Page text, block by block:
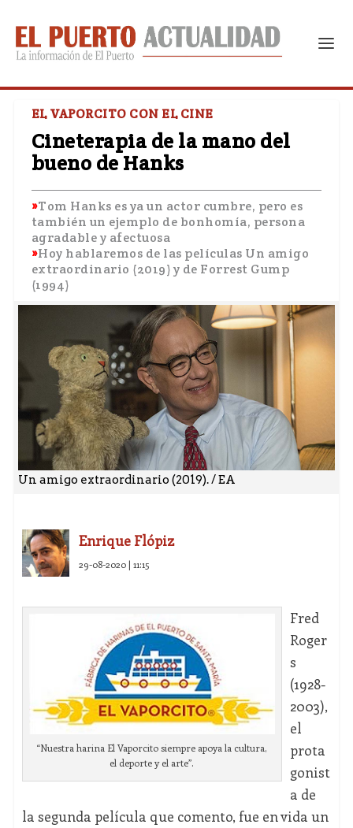
EL VAPORCITO CON EL CINE
Cineterapia de la mano del
bueno de Hanks
Tom Hanks es ya un actor cumbre, pero es
también un ejemplo de bonhomía, persona
agradable y afectuosa
Hoy hablaremos de las películas Un amigo
extraordinario (2019) y de Forrest Gump
(1994)
Un amigo extraordinario (2019). / EA
Enrique Flópiz
29-08-2020 | 11:15
“Nuestra harina El Vaporcito siempre apoya la cultura,
el deporte y el arte”.
Fred
Roger
s
(1928-
2003),
el
prota
gonist
a de
la segunda película que comento, fue en vida un